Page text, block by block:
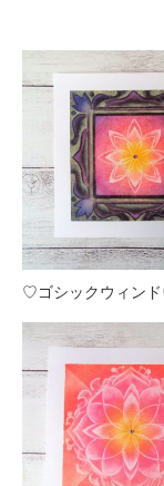
♡ゴシックウィン